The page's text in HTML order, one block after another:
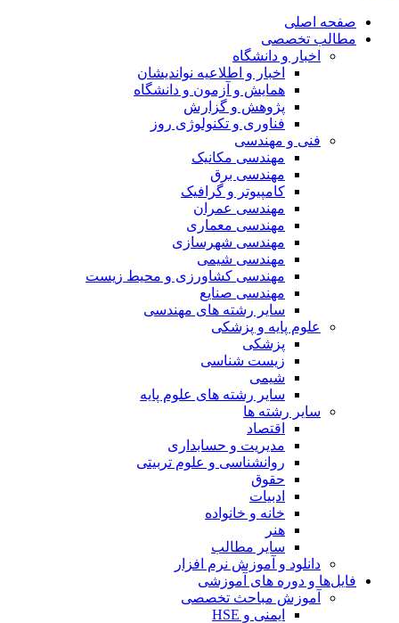
صفحه اصلی
مطالب تخصصی
اخبار و دانشگاه
اخبار و اطلاعیه نواندیشان
همایش و آزمون و دانشگاه
پژوهش و گزارش
فناوری و تکنولوژی روز
فنی و مهندسی
مهندسی مکانیک
مهندسی برق
کامپیوتر و گرافیک
مهندسی عمران
مهندسی معماری
مهندسی شهرسازی
مهندسی شیمی
مهندسی کشاورزی و محیط زیست
مهندسی صنایع
سایر رشته های مهندسی
علوم پایه و پزشکی
پزشکی
زیست شناسی
شیمی
سایر رشته های علوم پایه
سایر رشته ها
اقتصاد
مدیریت و حسابداری
روانشناسی و علوم تربیتی
حقوق
ادبیات
خانه و خانواده
هنر
سایر مطالب
دانلود و آموزش نرم افزار
فایل‌ها و دوره های آموزشی
آموزش مباحث تخصصی
ایمنی و HSE